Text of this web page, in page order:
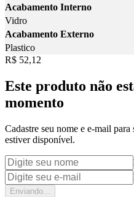
Acabamento Interno
Vidro
Acabamento Externo
Plastico
Price:
R$ 52,12
Este produto não
momento
Cadastre seu nome e e-mail
estiver disponível.
Enviando...